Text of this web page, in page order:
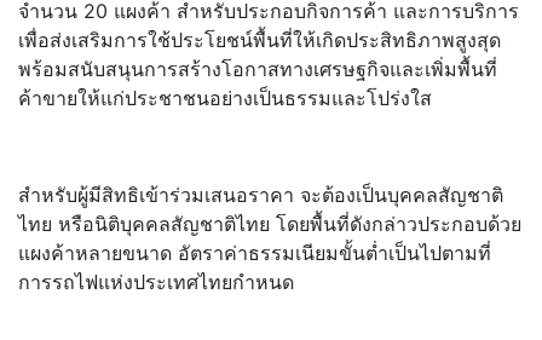
จำนวน 20 แผงค้า สำหรับประกอบกิจการค้า และการบริการ
เพื่อส่งเสริมการใช้ประโยชน์พื้นที่ให้เกิดประสิทธิภาพสูงสุด
พร้อมสนับสนุนการสร้างโอกาสทางเศรษฐกิจและเพิ่มพื้นที่
ค้าขายให้แก่ประชาชนอย่างเป็นธรรมและโปร่งใส
สำหรับผู้มีสิทธิเข้าร่วมเสนอราคา จะต้องเป็นบุคคลสัญชาติ
ไทย หรือนิติบุคคลสัญชาติไทย โดยพื้นที่ดังกล่าวประกอบด้วย
แผงค้าหลายขนาด อัตราค่าธรรมเนียมขั้นต่ำเป็นไปตามที่
การรถไฟแห่งประเทศไทยกำหนด